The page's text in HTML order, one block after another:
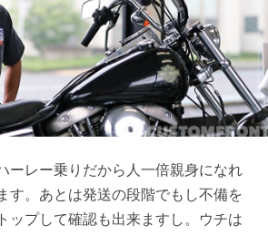
ーレー乗りだから人一倍親身になれ
す。あとは発送の段階でもし不備を
ップして確認も出来ますし。ウチは